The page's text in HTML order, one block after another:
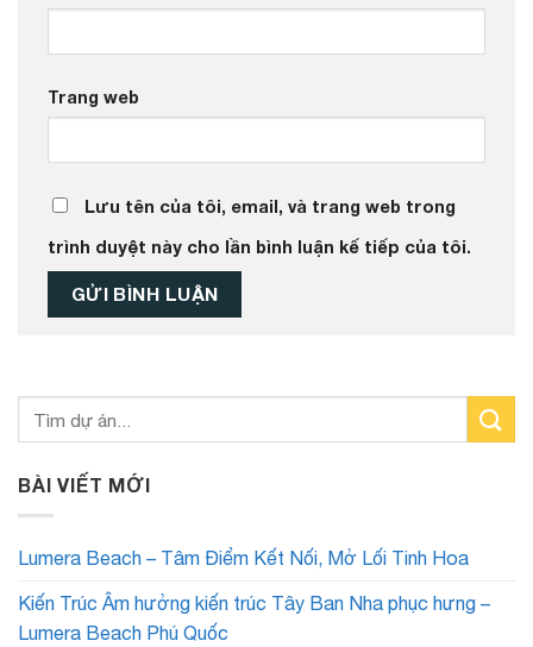
Trang web
Lưu tên của tôi, email, và trang web trong
trình duyệt này cho lần bình luận kế tiếp của tôi.
BÀI VIẾT MỚI
Lumera Beach – Tâm Điểm Kết Nối, Mở Lối Tinh Hoa
Kiến Trúc Âm hưởng kiến trúc Tây Ban Nha phục hưng –
Lumera Beach Phú Quốc